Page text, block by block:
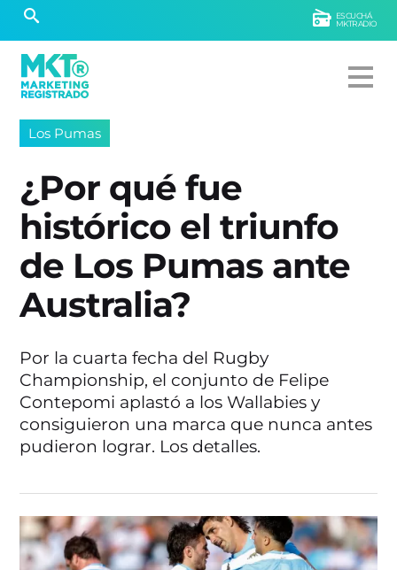
ESCUCHÁ
MKTRADIO
Los Pumas
¿Por qué fue
histórico el triunfo
de Los Pumas ante
Australia?
Por la cuarta fecha del Rugby
Championship, el conjunto de Felipe
Contepomi aplastó a los Wallabies y
consiguieron una marca que nunca antes
pudieron lograr. Los detalles.